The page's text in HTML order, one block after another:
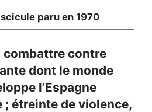
paru en 1970
combattre contre
dont le monde
l’Espagne
; étreinte de violence,